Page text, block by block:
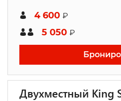
4 600 ₽
5 050 ₽
Двухместный King